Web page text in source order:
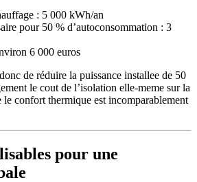
: 5 000 kWh/an
pour 50 % d’autoconsommation : 3
6 000 euros
de réduire la puissance installee de 50
le cout de l’isolation elle-meme sur la
le confort thermique est incomparablement
pour une